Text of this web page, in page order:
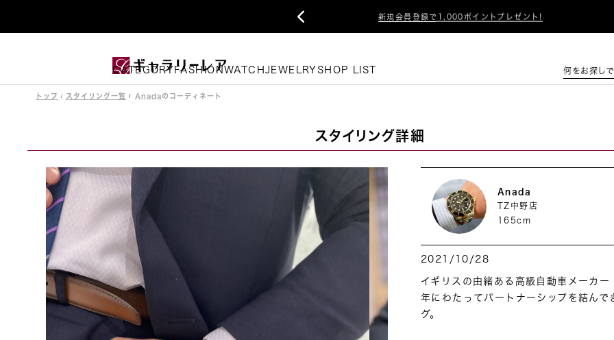
新入荷アイテム毎日12時更新！

CATEGORY FASHIONWATCHJEWELRY SHOP LIST 何をお探し
トップ スタイリング一覧 Anadaのコーディネート
スタイリング詳細
Anada
TZ中野店
165cm
2021/10/28
イギリスの由緒ある高級自動車メーカ
年にわたってパートナーシップを結んで
グ。